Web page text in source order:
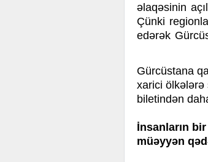
əlaqəsinin
Çünki
edərək
Gürcüstana
xarici ölkələrə
biletindən
İnsanların
müəyyən